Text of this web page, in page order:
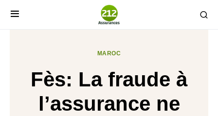
MAROC
Fès: La fraude à
l’assurance ne